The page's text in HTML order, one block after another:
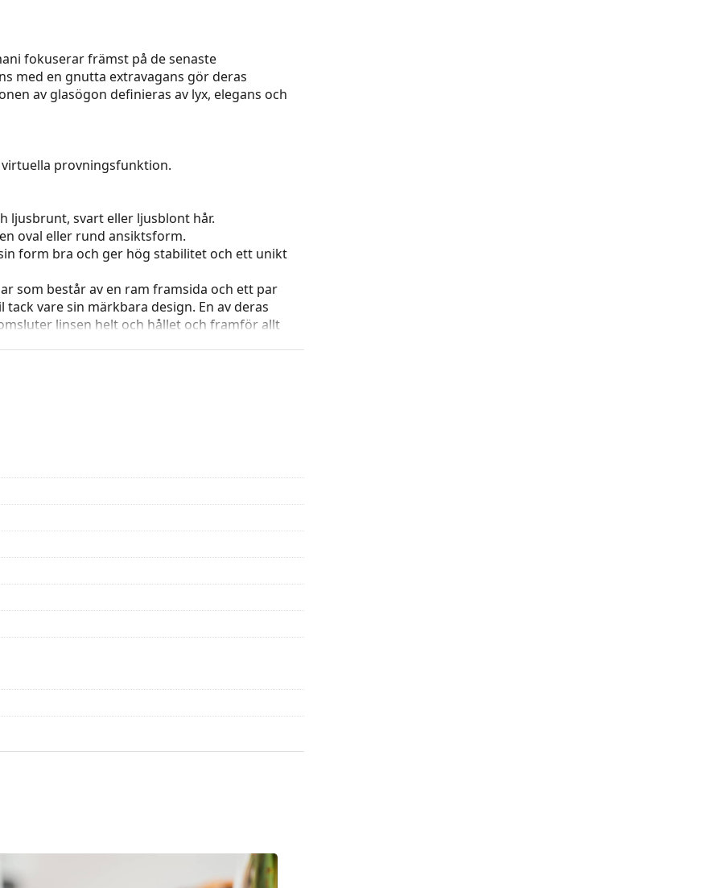
fokuserar främst på de senaste
med en gnutta extravagans gör deras
av glasögon definieras av lyx, elegans och
provningsfunktion.
ljusbrunt, svart eller ljusblont hår.
oval eller rund ansiktsform.
form bra och ger hög stabilitet och ett unikt
som består av en ram framsida och ett par
vare sin märkbara design. En av deras
linsen helt och hållet och framför allt
positionen och passformen på dina
och utformning kan variera.
skötsel av glasögon. Observera att vissa
eller kolla in vårglasögonguideom du
användning